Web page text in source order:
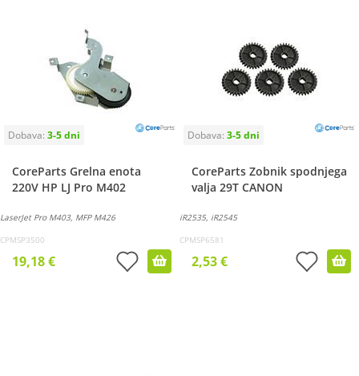
CoreParts Grelna enota
220V HP LJ Pro M402
LaserJet Pro M403, MFP M426
CPMSP3500
19,18 €
CoreParts Zobnik spodnjega
valja 29T CANON
iR2535, iR2545
CPMSP6581
2,53 €